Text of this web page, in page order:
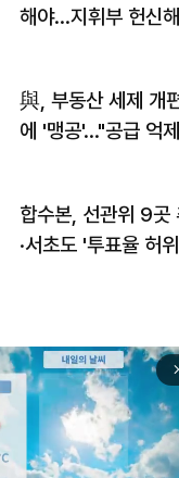
해야…지휘부 헌신
與, 부동산 세제 개
에 '맹공'…"공급 억
합수본, 선관위 9
·서초도 '투표율 허
arrow_forward_ios